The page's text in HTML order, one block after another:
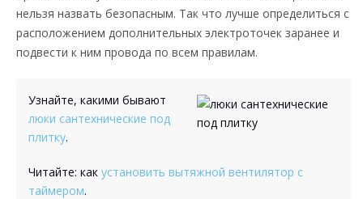
нельзя назвать безопасным. Так что лучше определиться с
расположением дополнительных электроточек заранее и
подвести к ним провода по всем правилам.
Узнайте, какими бывают
люки сантехнические под
плитку.
Читайте: как установить вытяжной вентилятор с
таймером.